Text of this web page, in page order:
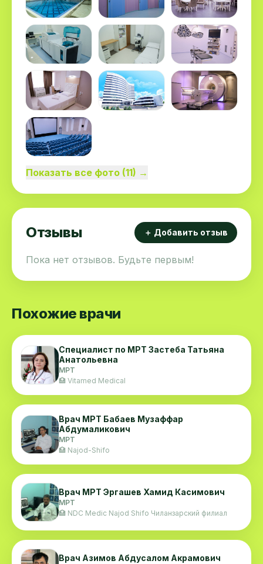
Показать все фото (11) →
Отзывы ＋ Добавить отзыв
Пока нет отзывов. Будьте первым!
Похожие врачи
Специалист по МРТ Застеба Татьяна
Анатольевна
МРТ
🏥 Vitamed Medical
Врач МРТ Бабаев Музаффар
Абдумаликович
МРТ
🏥 Najod-Shifo
Врач МРТ Эргашев Хамид Касимович
МРТ
🏥 NDC Medic Najod Shifo Чиланзарский филиал
Врач Азимов Абдусалом Акрамович